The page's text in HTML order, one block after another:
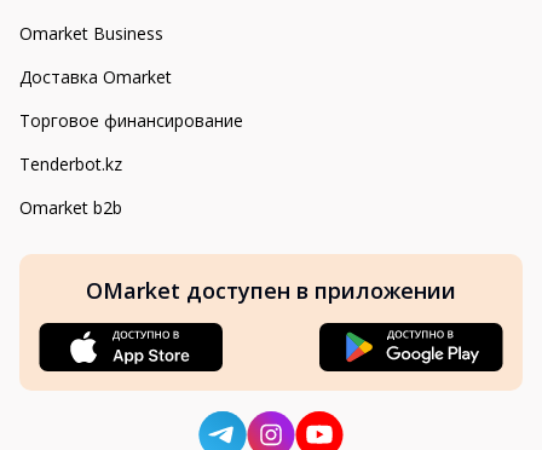
Omarket Business
Доставка Omarket
Торговое финансирование
Tenderbot.kz
Omarket b2b
OMarket доступен в приложении